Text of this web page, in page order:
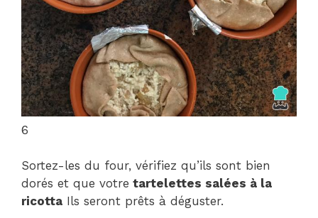
6
Sortez-les du four, vérifiez qu’ils sont bien
dorés et que votre tartelettes salées à la
ricotta Ils seront prêts à déguster.